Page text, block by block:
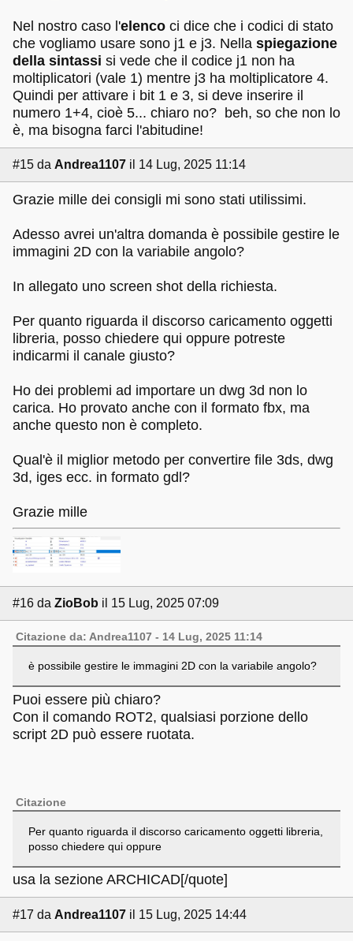
Nel nostro caso l'elenco ci dice che i codici di stato
che vogliamo usare sono j1 e j3. Nella spiegazione
della sintassi si vede che il codice j1 non ha
moltiplicatori (vale 1) mentre j3 ha moltiplicatore 4.
Quindi per attivare i bit 1 e 3, si deve inserire il
numero 1+4, cioè 5... chiaro no? beh, so che non lo
è, ma bisogna farci l'abitudine!
#15 da Andrea1107 il 14 Lug, 2025 11:14
Grazie mille dei consigli mi sono stati utilissimi.
Adesso avrei un'altra domanda è possibile gestire le
immagini 2D con la variabile angolo?
In allegato uno screen shot della richiesta.
Per quanto riguarda il discorso caricamento oggetti
libreria, posso chiedere qui oppure potreste
indicarmi il canale giusto?
Ho dei problemi ad importare un dwg 3d non lo
carica. Ho provato anche con il formato fbx, ma
anche questo non è completo.
Qual'è il miglior metodo per convertire file 3ds, dwg
3d, iges ecc. in formato gdl?
Grazie mille
#16 da ZioBob il 15 Lug, 2025 07:09
Citazione da: Andrea1107 - 14 Lug, 2025 11:14
è possibile gestire le immagini 2D con la variabile angolo?
Puoi essere più chiaro?
Con il comando ROT2, qualsiasi porzione dello
script 2D può essere ruotata.
Citazione
Per quanto riguarda il discorso caricamento oggetti libreria,
posso chiedere qui oppure
usa la sezione ARCHICAD[/quote]
#17 da Andrea1107 il 15 Lug, 2025 14:44